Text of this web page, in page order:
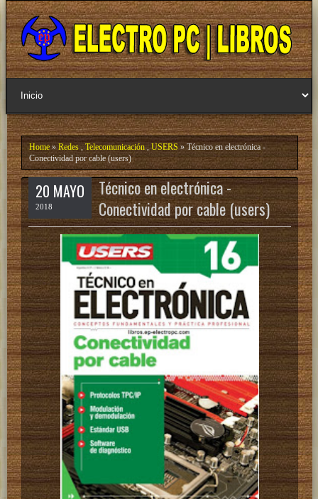
Home »Redes ,Telecomunicación,USERS » Técnico en electrónica -
Conectividad por cable (users)
20 MAYO
2018
Técnico en electrónica -
Conectividad por cable (users)